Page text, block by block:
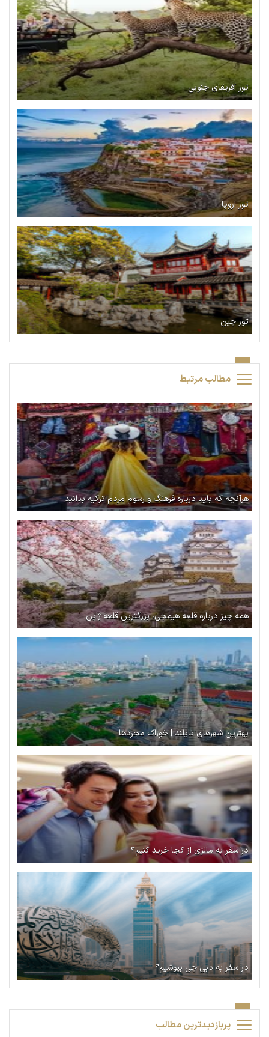
تور آفریقای جنوبی
تور اروپا
تور چین
مطالب مرتبط
هرآنچه که باید درباره فرهنگ و رسوم مردم ترکیه بدانید
همه چیز درباره قلعه هیمجی، بزرگترین قلعه ژاپن
بهترین شهرهای تایلند | خوراک مجردها
در سفر به مالزی از کجا خرید کنیم؟
در سفر به دبی چی بپوشیم؟
پربازدیدترین مطالب